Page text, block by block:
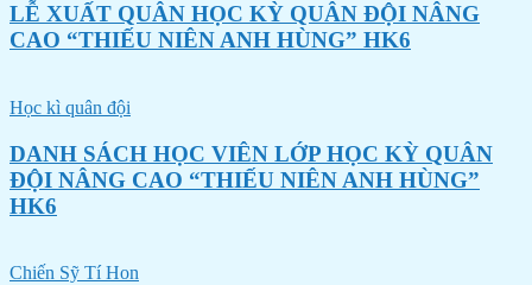
LỄ XUẤT QUÂN HỌC KỲ QUÂN ĐỘI NÂNG
CAO “THIẾU NIÊN ANH HÙNG” HK6
Học kì quân đội
DANH SÁCH HỌC VIÊN LỚP HỌC KỲ QUÂN
ĐỘI NÂNG CAO “THIẾU NIÊN ANH HÙNG”
HK6
Chiến Sỹ Tí Hon